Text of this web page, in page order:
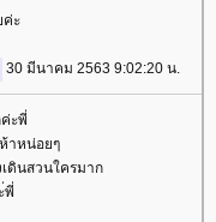
ค่ะ
30 มีนาคม 2563 9:02:20 น.
ะพี่
าหน่อยๆ
ดินสวนใครมาก
พี่